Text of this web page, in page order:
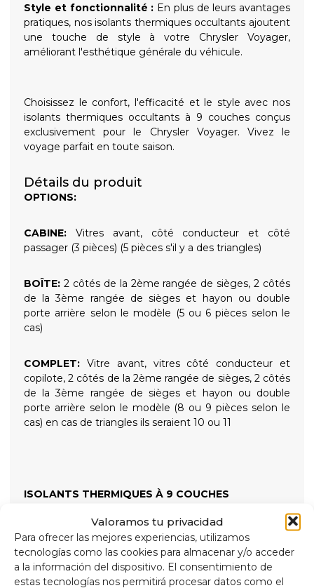
Valoramos tu privacidad
Para ofrecer las mejores experiencias, utilizamos
tecnologías como las cookies para almacenar y/o acceder
a la información del dispositivo. El consentimiento de
estas tecnologías nos permitirá procesar datos como el
Style et fonctionnalité : En plus de leurs avantages
pratiques, nos isolants thermiques occultants ajoutent
une touche de style à votre Chrysler Voyager,
améliorant l'esthétique générale du véhicule.
Choisissez le confort, l'efficacité et le style avec nos
isolants thermiques occultants à 9 couches conçus
exclusivement pour le Chrysler Voyager. Vivez le
voyage parfait en toute saison.
Détails du produit
OPTIONS:
CABINE: Vitres avant, côté conducteur et côté
passager (3 pièces) (5 pièces s'il y a des triangles)
BOÎTE: 2 côtés de la 2ème rangée de sièges, 2 côtés
de la 3ème rangée de sièges et hayon ou double
porte arrière selon le modèle (5 ou 6 pièces selon le
cas)
COMPLET: Vitre avant, vitres côté conducteur et
copilote, 2 côtés de la 2ème rangée de sièges, 2 côtés
de la 3ème rangée de sièges et hayon ou double
porte arrière selon le modèle (8 ou 9 pièces selon le
cas) en cas de triangles ils seraient 10 ou 11
ISOLANTS THERMIQUES À 9 COUCHES
Isolation thermique et occultante de haute qualité à 9
couches, adaptée pour isoler des températures
élevées et basses pour un plus grand confort intérieur
et offrir une obscurité totale pour des nuits